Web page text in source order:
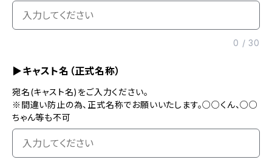
0 /30
▶キャスト名（正式名称）
宛名(キャスト名)をご入力ください。
※間違い防止の為、正式名称でお願いいたします。○○くん、○○
ちゃん等も不可